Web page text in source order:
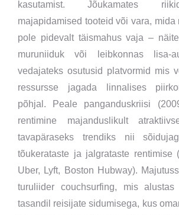
kasutamist. Jõukamates
majapidamised tooteid või vara, mida
pole pidevalt täismahus vaja –
muruniiduk või leibkonnas lisa-
vedajateks osutusid platvormid mis
ressursse jagada linnalises
põhjal. Peale panganduskriisi
rentimine majanduslikult
tavapäraseks trendiks nii
tõukerataste ja jalgrataste rentimise
Uber, Lyft, Boston Hubway).
turuliider couchsurfing, mis alustas
tasandil reisijate sidumisega, kus